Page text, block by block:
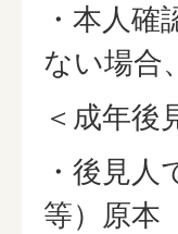
・本人
ない場合
＜成年後
・後見
等）原本